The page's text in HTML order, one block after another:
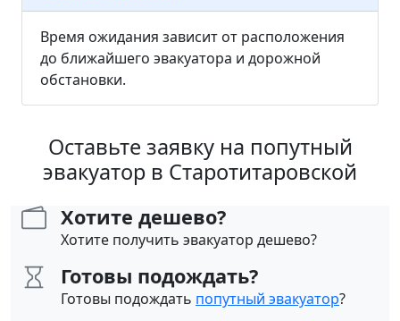
Время ожидания зависит от расположения
до ближайшего эвакуатора и дорожной
обстановки.
Оставьте заявку на попутный
эвакуатор в Старотитаровской
Хотите дешево?
Хотите получить эвакуатор дешево?
Готовы подождать?
Готовы подождать попутный эвакуатор?